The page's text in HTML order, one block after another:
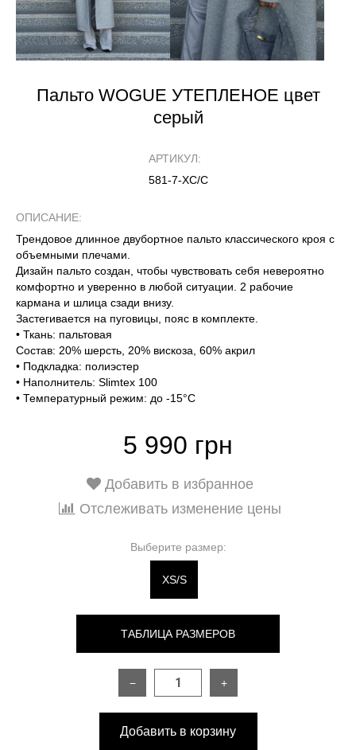
Пальто WOGUE УТЕПЛЕНОЕ цвет
серый
АРТИКУЛ:
581-7-ХС/С
ОПИСАНИЕ:
Трендовое длинное двубортное пальто классического кроя с
объемными плечами.
Дизайн пальто создан, чтобы чувствовать себя невероятно
комфортно и уверенно в любой ситуации. 2 рабочие
кармана и шлица сзади внизу.
Застегивается на пуговицы, пояс в комплекте.
• Ткань: пальтовая
Состав: 20% шерсть, 20% вискоза, 60% акрил
• Подкладка: полиэстер
• Наполнитель: Slimtex 100
• Температурный режим: до -15°C
5 990 грн
Добавить в избранное
Отслеживать изменение цены
Выберите размер:
XS/S
ТАБЛИЦА РАЗМЕРОВ
РАЗМЕР
Длина изделия по спинке
− +
Добавить в корзину